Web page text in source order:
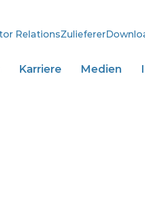
RelationsZulieferer
Karriere Medien